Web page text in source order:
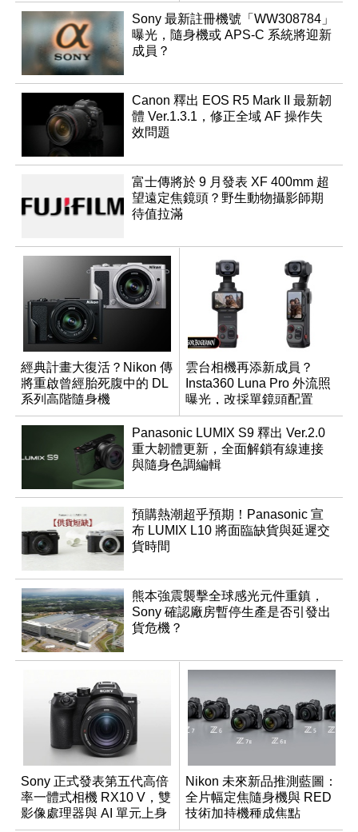
Sony 最新註冊機號「WW308784」
曝光，隨身機或 APS-C 系統將迎新
成員？
Canon 釋出 EOS R5 Mark II 最新韌
體 Ver.1.3.1，修正全域 AF 操作失
效問題
富士傳將於 9 月發表 XF 400mm 超
望遠定焦鏡頭？野生動物攝影師期
待值拉滿
經典計畫大復活？Nikon 傳
將重啟曾經胎死腹中的 DL
系列高階隨身機
雲台相機再添新成員？
Insta360 Luna Pro 外流照
曝光，改採單鏡頭配置
Panasonic LUMIX S9 釋出 Ver.2.0
重大韌體更新，全面解鎖有線連接
與隨身色調編輯
預購熱潮超乎預期！Panasonic 宣
布 LUMIX L10 將面臨缺貨與延遲交
貨時間
熊本強震襲擊全球感光元件重鎮，
Sony 確認廠房暫停生產是否引發出
貨危機？
Sony 正式發表第五代高倍
率一體式相機 RX10 V，雙
影像處理器與 AI 單元上身
Nikon 未來新品推測藍圖：
全片幅定焦隨身機與 RED
技術加持機種成焦點